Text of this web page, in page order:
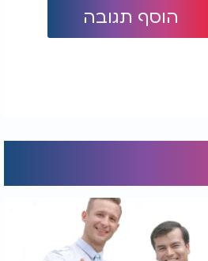
הוסף תגובה